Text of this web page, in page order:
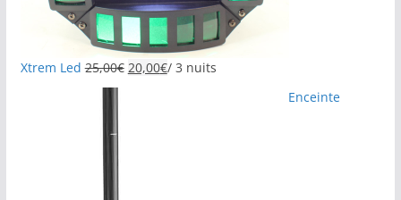
Xtrem Led 25,00€ 20,00€/ 3 nuits
Enceinte